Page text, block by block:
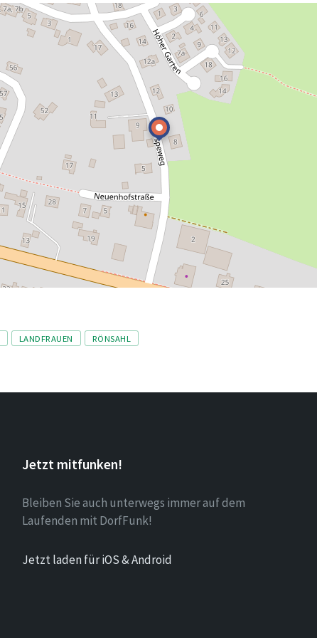
LANDFRAUEN RÖNSAHL
Jetzt mitfunken!
Bleiben Sie auch unterwegs immer auf dem
Laufenden mit DorfFunk!
Jetzt laden für iOS & Android